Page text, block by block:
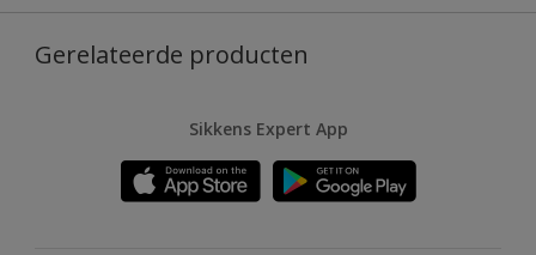
Gerelateerde producten
Sikkens Expert App